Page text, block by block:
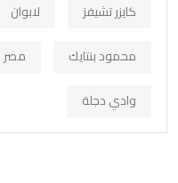
كايزر تشيفز
لابوان
محمود بنتايك
مصر
وادي دجلة